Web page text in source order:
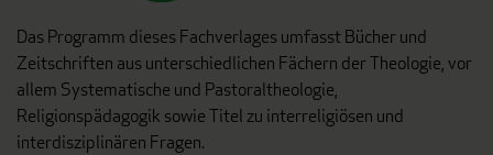
Das Programm dieses Fachverlages umfasst Bücher und
Zeitschriften aus unterschiedlichen Fächern der Theologie, vor
allem Systematische und Pastoraltheologie,
Religionspädagogik sowie Titel zu interreligiösen und
interdisziplinären Fragen.